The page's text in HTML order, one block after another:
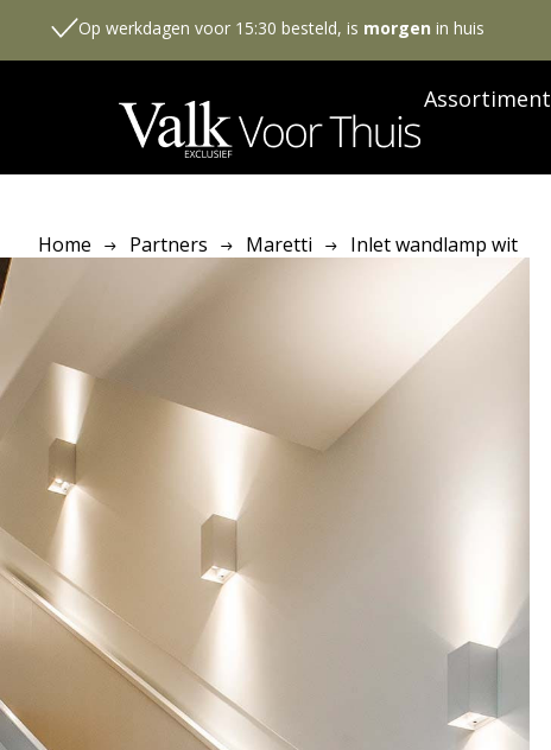
Op werkdagen voor 15:30 besteld, is morgen in huis
Assortiment
Home Partners Maretti Inlet wandlamp wit